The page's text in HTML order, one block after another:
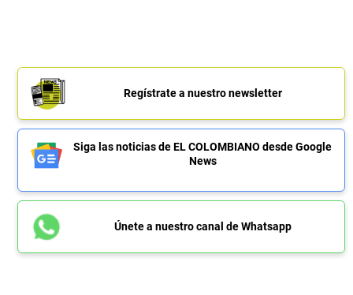
Regístrate a nuestro newsletter
Siga las noticias de EL COLOMBIANO desde Google
News
Únete a nuestro canal de Whatsapp